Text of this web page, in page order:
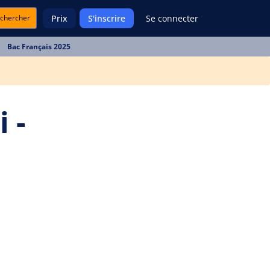
Prix S'inscrire Se connecter
Bac Français 2025
-